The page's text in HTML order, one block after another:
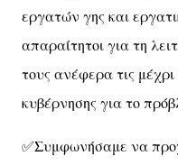
εργατών γης και
απαραίτητοι για τη
τους ανέφερα τις
κυβέρνησης για το
✅Συμφωνήσαμε να